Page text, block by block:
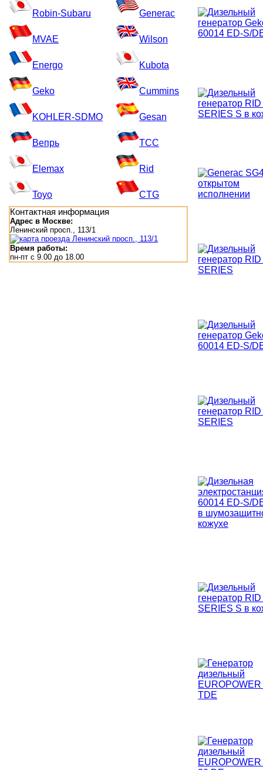
Robin-Subaru Generac
MVAE Wilson
Energo Kubota
Geko Cummins
KOHLER-SDMO Gesan
Вепрь ТСС
Elemax Rid
Toyo CTG
Контактная информация
Адрес в Москве:
Ленинский просп., 113/1
Время работы:
пн-пт с 9.00 до 18.00